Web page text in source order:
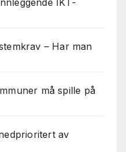
IKT-
– Har man
må spille på
av